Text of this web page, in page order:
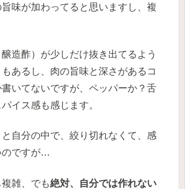
味が加わってると思いますし、複
造酢）が少しだけ抜き出てるよう
あるし、肉の旨味と深さがあるコ
いてないですが、ペッパーか？舌
イス感も感じます。
自分の中で、絞り切れなくて、感
のですが…
雑、でも絶対、自分では作れない